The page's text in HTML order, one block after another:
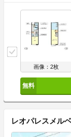
画像：2枚
レオパレスメル